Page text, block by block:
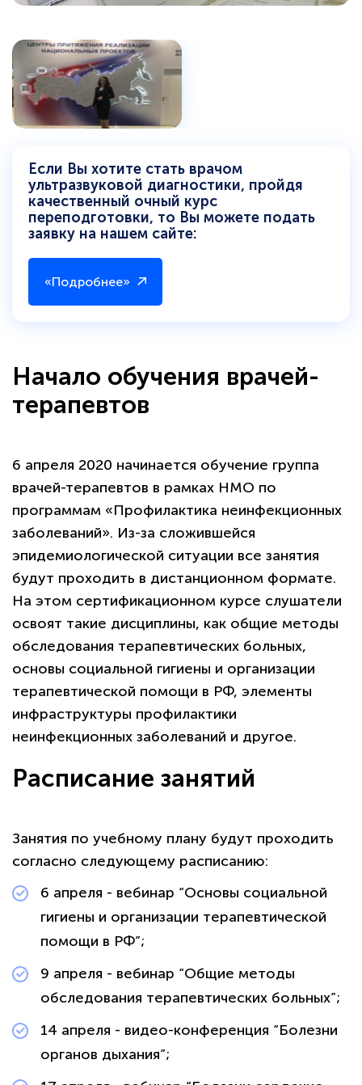
Если Вы хотите стать врачом
ультразвуковой диагностики, пройдя
качественный очный курс
переподготовки, то Вы можете подать
заявку на нашем сайте:
«Подробнее»
Начало обучения врачей-
терапевтов
6 апреля 2020 начинается обучение группa
врачей-терапевтов в рамках НМО по
программам «Профилактика неинфекционных
заболеваний». Из-за сложившейся
эпидемиологической ситуации все занятия
будут проходить в дистанционном формате.
На этом сертификационном курсе слушатели
освоят такие дисциплины, как общие методы
обследования терапевтических больных,
основы социальной гигиены и организации
терапевтической помощи в РФ, элементы
инфраструктуры профилактики
неинфекционных заболеваний и другое.
Расписание занятий
Занятия по учебному плану будут проходить
согласно следующему расписанию:
6 апреля - вебинар “Основы социальной
гигиены и организации терапевтической
помощи в РФ”;
9 апреля - вебинар “Общие методы
обследования терапевтических больных”;
14 апреля - видео-конференция “Болезни
органов дыхания”;